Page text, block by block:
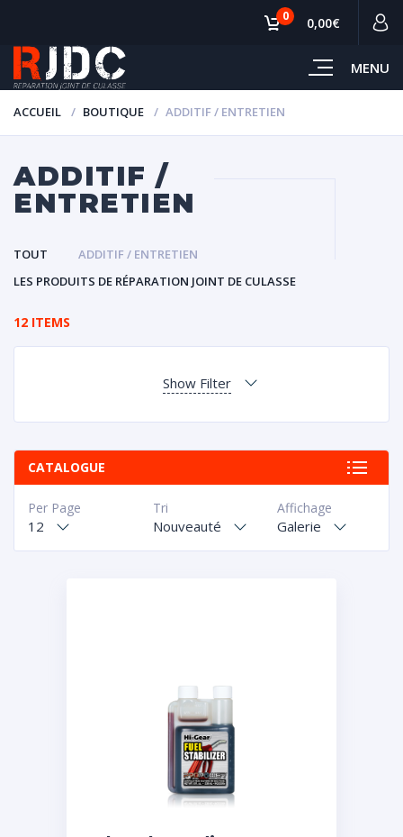
MENU
0 0,00€
ACCUEIL BOUTIQUE ADDITIF / ENTRETIEN
ADDITIF /
ENTRETIEN
TOUT
ADDITIF / ENTRETIEN
LES PRODUITS DE RÉPARATION JOINT DE CULASSE
12 ITEMS
Show Filter
CATALOGUE
Affichage
Galerie
Tri
Nouveauté
Per Page
12